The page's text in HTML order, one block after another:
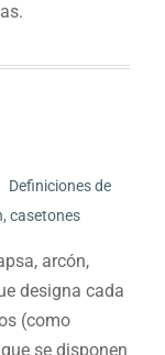
Definiciones de
, casetones
arcón,
designa cada
(como
se disponen